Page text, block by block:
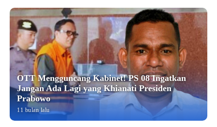
OTT Mengguncang Kabinet! PS 08 Ingatkan
Jangan Ada Lagi yang Khianati Presiden
Prabowo
11 bulan lalu